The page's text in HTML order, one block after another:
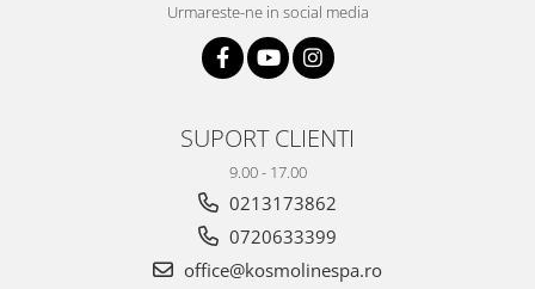
Urmareste-ne in social media
SUPORT CLIENTI
9.00 - 17.00
0213173862
0720633399
office@kosmolinespa.ro